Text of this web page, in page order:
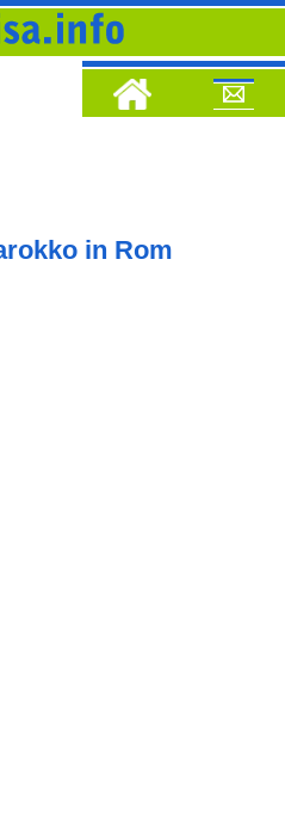
in Rom